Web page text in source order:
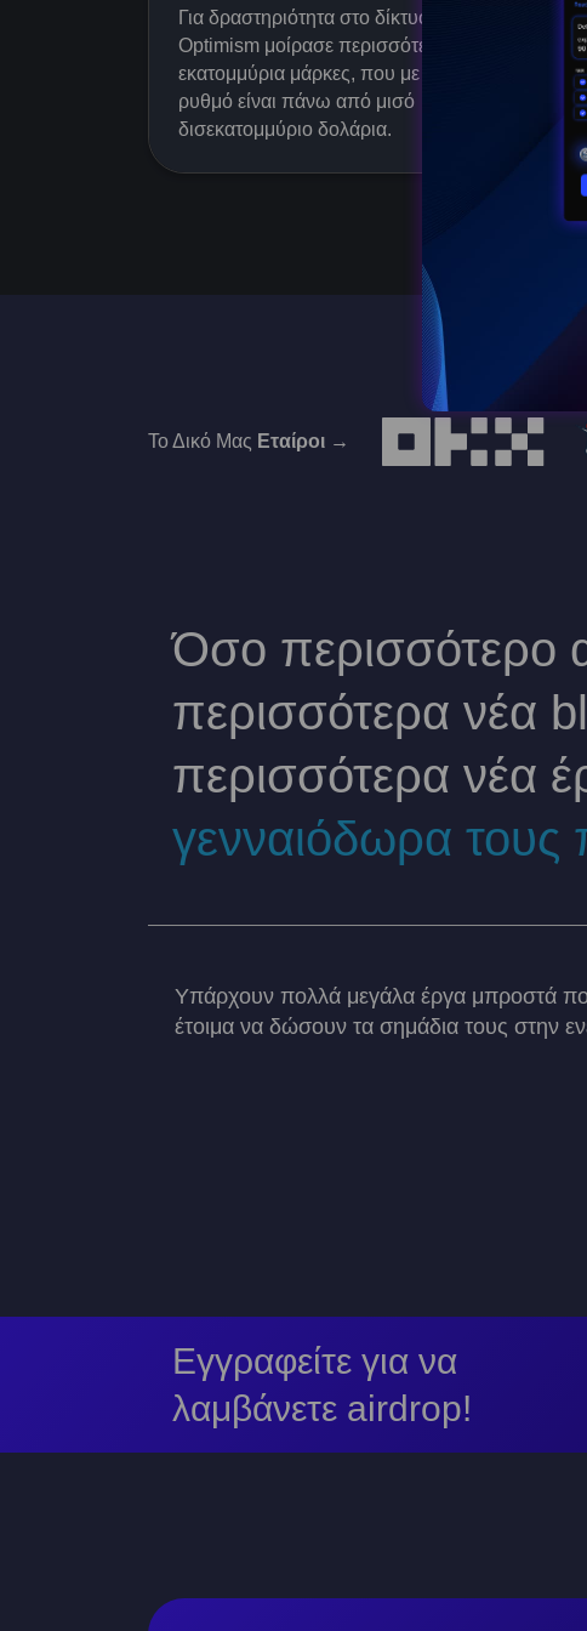
Για δραστηριότητα στο δίκτυο blockchain
Optimism μοίρασε περισσότερα από 200
εκατομμύρια μάρκες, που με σημερινό
ρυθμό είναι πάνω από μισό
δισεκατομμύριο δολάρια.
Το Δικό Μας Εταίροι →
Όσο περισσότερο
περισσότερα νέα
περισσότερα νέα
γενναιόδωρα
Υπάρχουν πολλά μεγάλα έργα μπροστά
έτοιμα να δώσουν τα σημάδια τους στην
Εγγραφείτε για να
λαμβάνετε airdrop!